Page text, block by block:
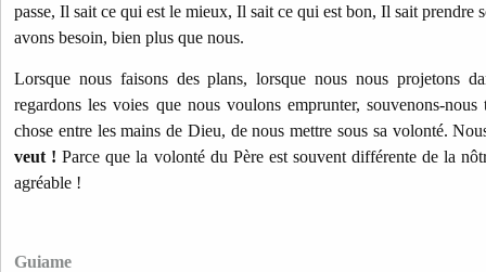
passe, Il sait ce qui est le mieux, Il sait ce qui est bon, Il sait prendre
avons besoin, bien plus que nous.
Lorsque nous faisons des plans, lorsque nous nous projetons
regardons les voies que nous voulons emprunter, souvenons-
chose entre les mains de Dieu, de nous mettre sous sa volonté.
veut ! Parce que la volonté du Père est souvent différente de la
agréable !
Guiame